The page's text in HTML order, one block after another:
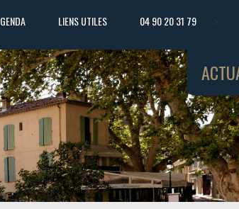
>
LIENS UTILES 04 90 20 31 79